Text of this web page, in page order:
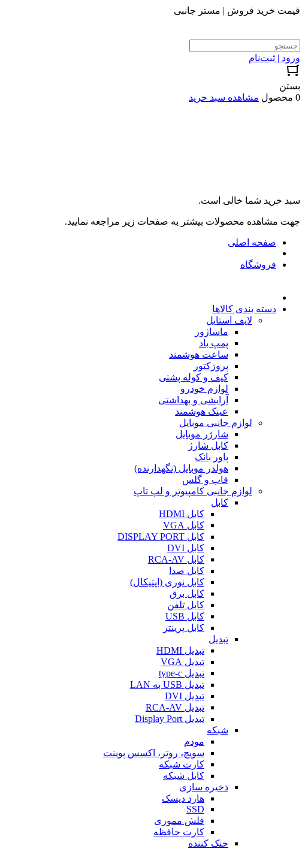
قیمت خرید فروش | مستر جانبی
ورود | ثبت‌نام
بستن
0 محصول
مشاهده سبد خرید
سبد خرید شما خالی است.
جهت مشاهده محصولات بیشتر به صفحات زیر مراجعه نمایید.
صفحه اصلی
فروشگاه
دسته بندی کالاها
لایف استایل
ماساژور
پمپ باد
ساعت هوشمند
پروژکتور
کیف و کوله پشتی
لوازم خودرو
آرایشی و بهداشتی
عینک هوشمند
لوازم جانبی موبایل
شارژر موبایل
کابل شارژ
پاور بانک
هولدر موبایل (نگهدارنده)
قاب و گلس
لوازم جانبی کامپیوتر و لپ تاپ
کابل
کابل HDMI
کابل VGA
کابل DISPLAY PORT
کابل DVI
کابل RCA-AV
کابل صدا
کابل نوری (اپتیکال)
کابل برق
کابل تلفن
کابل USB
کابل پرینتر
تبدیل
تبدیل HDMI
تبدیل VGA
تبدیل type-c
تبدیل USB به LAN
تبدیل DVI
تبدیل RCA-AV
تبدیل Display Port
شبکه
مودم
سویچ، روتر، اکسس پوینت
کارت شبکه
کابل شبکه
ذخیره سازی
هارد دیسک
SSD
فلش مموری
کارت حافظه
خنک کننده